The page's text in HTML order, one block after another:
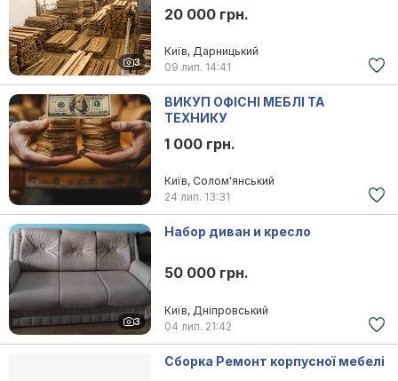
3
20 000 грн.
Київ, Дарницький
09 лип. 14:41
ВИКУП ОФІСНІ МЕБЛІ ТА
ТЕХНИКУ
1 000 грн.
Київ, Солом'янський
24 лип. 13:31
3
Набор диван и кресло
50 000 грн.
Київ, Дніпровський
04 лип. 21:42
Сборка Ремонт корпусної мебелі